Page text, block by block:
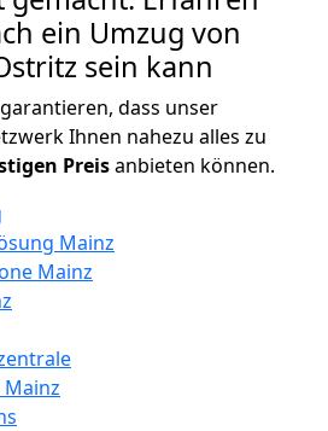
ein Umzug von
sein kann
dass unser
Ihnen nahezu alles zu
Preisanbieten können.
Mainz
Mainz